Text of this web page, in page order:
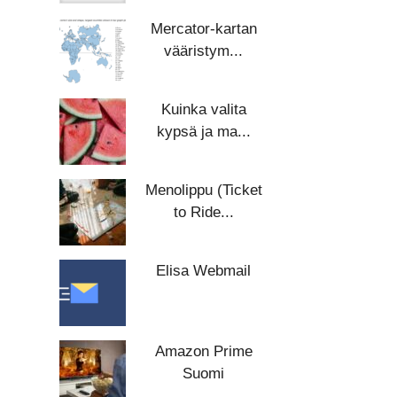
Mercator-kartan
vääristym...
Kuinka valita
kypsä ja ma...
Menolippu (Ticket
to Ride...
Elisa Webmail
Amazon Prime
Suomi